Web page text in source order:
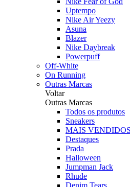
Uptempo
Nike Air Yeezy
Asuna
Blazer
Nike Daybreak
Powerpuff
Off-White
On Running
Outras Marcas
Voltar
Outras Marcas
Todos os produtos
Sneakers
MAIS VENDIDOS
Destaques
Prada
Halloween
Jumpman Jack
Rhude
Denim Tears